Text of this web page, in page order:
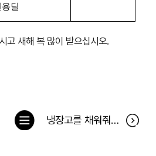
딜
고 새해 복 많이 받으십시오.
냉장고를 채워줘 205차 당첨자(12월 14일~12월 20일)
목